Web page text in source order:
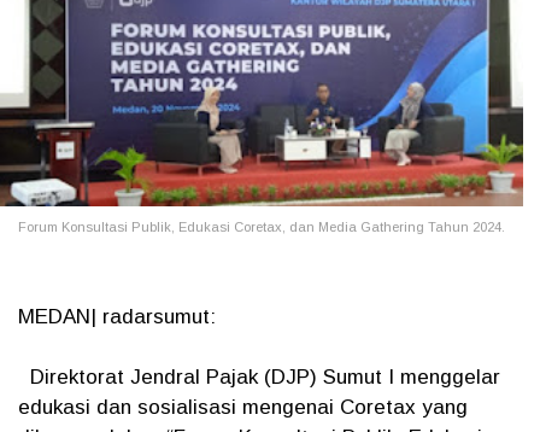
Forum Konsultasi Publik, Edukasi Coretax, dan Media Gathering Tahun 2024.
MEDAN| radarsumut:
Direktorat Jendral Pajak (DJP) Sumut I menggelar
edukasi dan sosialisasi mengenai Coretax yang